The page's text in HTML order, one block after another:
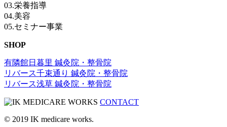
03.栄養指導
04.美容
05.セミナー事業
SHOP
有隣館日暮里 鍼灸院・整骨院
リバース千束通り 鍼灸院・整骨院
リバース浅草 鍼灸院・整骨院
CONTACT
© 2019 IK medicare works.